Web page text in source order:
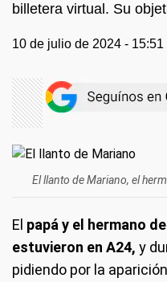
billetera virtual. Su
10 de julio de 2024 - 15:51
El llanto de Mariano, el
El papá y el hermano de
estuvieron en A24, y
pidiendo por la